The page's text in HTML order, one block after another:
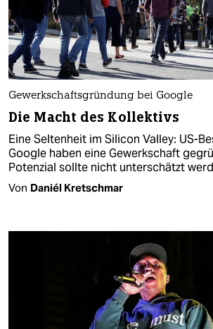
Gewerkschaftsgründung bei Google
Die Macht des Kollektivs
Eine Seltenheit im Silicon Valley: US-
Google haben eine Gewerkschaft
Potenzial sollte nicht unterschätzt
Von Daniél Kretschmar